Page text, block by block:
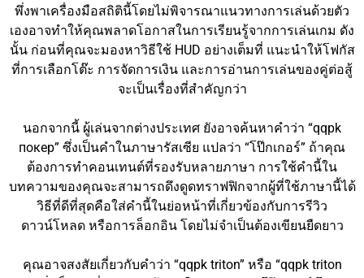
พึ่งพาเครื่องมือสถิตินี้โดยไม่พิจารณาแนวทางการเล่นด้วยตัว
เองอาจทำให้คุณพลาดโอกาสในการเรียนรู้จากการเล่นเกม ดัง
นั้น ก่อนที่คุณจะมองหาวิธีใช้ HUD อย่างเต็มที่ แนะนำให้โฟกัส
ที่การเลือกโต๊ะ การจัดการเงิน และการอ่านการเล่นของคู่ต่อสู้
จะเป็นเรื่องที่สำคัญกว่า
นอกจากนี้ ผู้เล่นจากต่างประเทศ ยังอาจค้นหาคำว่า “qqpk
покер” ซึ่งเป็นคำในภาษารัสเซีย แปลว่า “โป๊กเกอร์” ถ้าคุณ
ต้องการทำคอนเทนต์ที่รองรับหลายภาษา การใช้คำนี้ใน
บทความของคุณจะสามารถดึงดูดทราฟฟิกจากผู้ที่ใช้ภาษานี้ได้
วิธีที่ดีที่สุดคือใส่คำนี้ในย่อหน้าที่เกี่ยวข้องกับการรีวิว
ดาวน์โหลด หรือการล็อกอิน โดยไม่จำเป็นต้องเขียนยืดยาว
คุณอาจสงสัยเกี่ยวกับคำว่า “qqpk triton” หรือ “qqpk triton